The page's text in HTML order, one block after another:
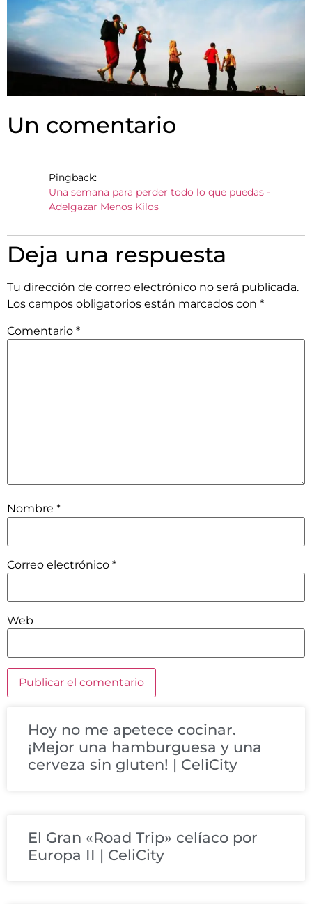
Un comentario
Pingback:
Una semana para perder todo lo que puedas -
Adelgazar Menos Kilos
Deja una respuesta
Tu dirección de correo electrónico no será publicada.
Los campos obligatorios están marcados con *
Comentario *
Nombre *
Correo electrónico *
Web
Hoy no me apetece cocinar.
¡Mejor una hamburguesa y una
cerveza sin gluten! | CeliCity
El Gran «Road Trip» celíaco por
Europa II | CeliCity